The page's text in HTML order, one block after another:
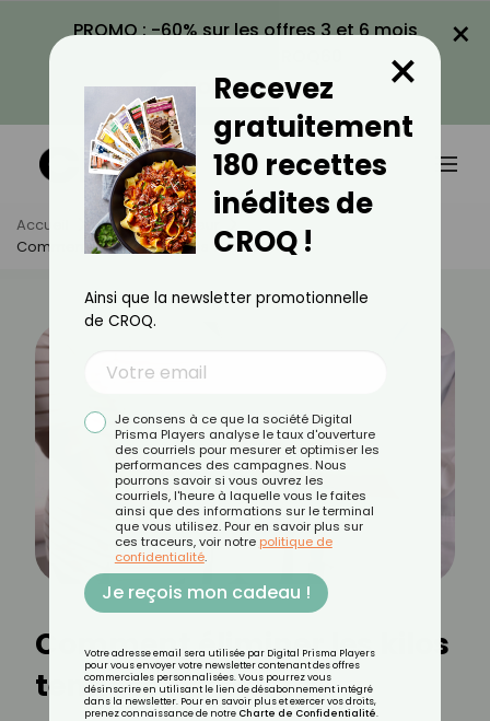
PROMO : -60% sur les offres 3 et 6 mois
VOIR LA PROMO
×
Accueil Actus
Minceur
Comment Éliminer Les Kilos Tenaces ?
Comment éliminer les kilos
tenaces ?
Recevez
gratuitement
180 recettes
inédites de
CROQ !
×
Ainsi que la newsletter promotionnelle
de CROQ.
Je consens à ce que la société Digital
Prisma Players analyse le taux d'ouverture
des courriels pour mesurer et optimiser les
performances des campagnes. Nous
pourrons savoir si vous ouvrez les
courriels, l'heure à laquelle vous le faites
ainsi que des informations sur le terminal
que vous utilisez. Pour en savoir plus sur
ces traceurs, voir notre politique de
confidentialité.
Je reçois mon cadeau !
Votre adresse email sera utilisée par Digital Prisma Players
pour vous envoyer votre newsletter contenant des offres
commerciales personnalisées. Vous pourrez vous
désinscrire en utilisant le lien de désabonnement intégré
dans la newsletter. Pour en savoir plus et exercer vos droits,
prenez connaissance de notre Charte de Confidentialité.